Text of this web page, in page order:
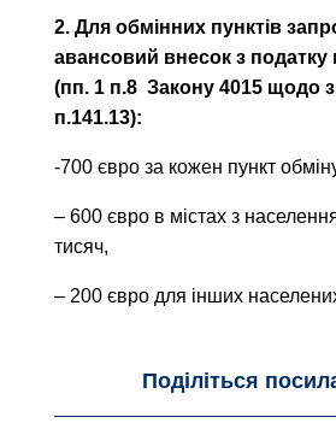
2. Для обмінних пунктів
авансовий внесок з податку
(пп. 1 п.8 Закону 4015 щодо
п.141.13):
-700 євро за кожен пункт
– 600 євро в містах з
тисяч,
– 200 євро для інших
Поділіться